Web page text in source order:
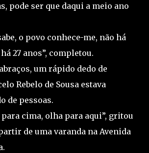
pode ser que daqui a meio ano
o povo conhece-me, não há
27 anos”, completou.
um rápido dedo de
Rebelo de Sousa estava
de pessoas.
cima, olha para aqui”, gritou
de uma varanda na Avenida